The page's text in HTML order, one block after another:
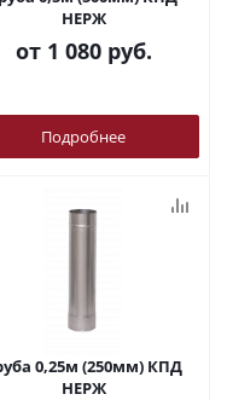
НЕРЖ
от 1 080 руб.
Подробнее
0,25м (250мм) КПД
НЕРЖ